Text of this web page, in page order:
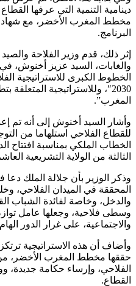
دينامية التنمية التي عرفها
مخطط المغرب الأخضر، مع
البرنامج.
إثر ذلك، قدم وزير الفلاحة والصيد
والغابات، السيد عزيز أخنوش،
2030″، وللاستراتيجية
المغرب”.
وأشار السيد أخنوش إلى أنه تم
للقطاع الفلاحي استلهاما من
الخطاب الملكي بمناسبة افتتاح
الثالثة من الولاية التشريعية العاشرة
وذكر الوزير بأن جلالة الملك
المحققة في الميدان الفلاحي،
والدخل، وخاصة لفائدة الشباب
وسطى فلاحية، وجعلها عامل
والاجتماعية، على غرار الدور
وأضاف أن هذه الاستراتيجية
حققها مخطط المغرب الأخضر،
الفلاحي، وإرساء حكامة جديدة،
القطاع.